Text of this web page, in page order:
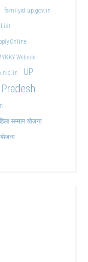
familyid.up.gov.in
List
Online
Website
UP
सम्मान योजना